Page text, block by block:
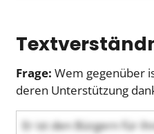
Frage: Wem gegenüber
deren Unterstützung
Er ist den Bürgern für